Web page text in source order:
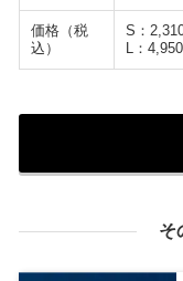
価格（税
込）
S：
L：
そ